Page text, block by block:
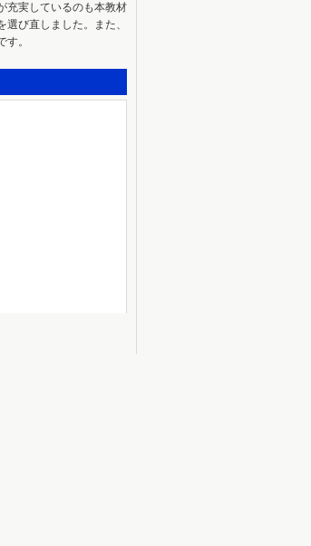
充実しているのも本教材
び直しました。また、
。